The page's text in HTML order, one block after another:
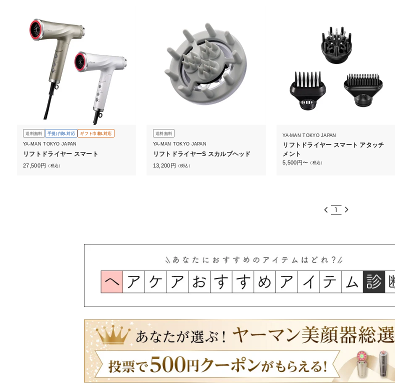
送料無料 手提げ袋L対応 ギフト巾着L対応
YA-MAN TOKYO JAPAN
リフトドライヤー スマート
27,500円 （税込）
送料無料
YA-MAN TOKYO JAPAN
リフトドライヤーS スカルプヘッド
13,200円 （税込）
YA-MAN TOKYO JAPAN
リフトドライヤー スマート アタッチ
メント
5,500 円〜 （税込）
1